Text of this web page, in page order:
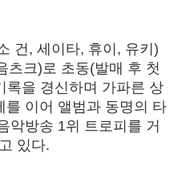
건, 세이타, 휴이, 유키)
츠크)로 초동(발매 후 첫
록을 경신하며 가파른 상
를 이어 앨범과 동명의 타
악방송 1위 트로피를 거
있다.